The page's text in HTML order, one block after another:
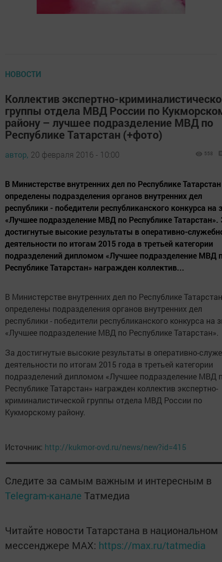
НОВОСТИ
Коллектив экспертно-
группы отдела МВД России по
району – лучшее подразделение МВД по
Республике Татарстан (+фото)
автор, 20 февраля 2016 - 10:00 558
В Министерстве внутренних дел по Республике
определены подразделения органов внутренних дел
республики - победители республиканского конкурса на
«Лучшее подразделение МВД по Республике Татарстан».
достигнутые высокие результаты в оперативно-
деятельности по итогам 2015 года в третьей категории
подразделений дипломом «Лучшее подразделение МВД
Республике Татарстан» награжден коллектив...
В Министерстве внутренних дел по Республике
определены подразделения органов внутренних дел
республики - победители республиканского конкурса на
«Лучшее подразделение МВД по Республике Татарстан».
За достигнутые высокие результаты в оперативно-
деятельности по итогам 2015 года в третьей категории
подразделений дипломом «Лучшее подразделение МВД
Республике Татарстан» награжден коллектив экспертно-
криминалистической группы отдела МВД России по
Кукморскому району.
Источник: http://kukmor-ovd.ru/news/new?id=415
Следите за самым важным и интересным в
Telegram-канале Татмедиа
Читайте новости Татарстана в национальном
мессенджере MАХ: https://max.ru/tatmedia